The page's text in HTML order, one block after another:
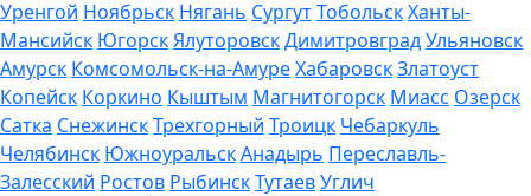
Уренгой Ноябрьск Нягань СургутТобольскХанты-
Мансийск ЮгорскЯлуторовскДимитровградУльяновск
Амурск Комсомольск-на-АмуреХабаровскЗлатоуст
Копейск Коркино Кыштым Магнитогорск Миасс Озерск
Сатка СнежинскТрехгорный Троицк Чебаркуль
Челябинск ЮжноуральскАнадырь Переславль-
Залесский Ростов РыбинскТутаевУглич